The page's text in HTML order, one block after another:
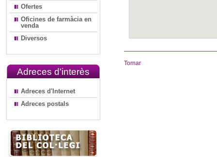
Ofertes
Oficines de farmàcia en
venda
Diversos
Adreces d'interès
Adreces d'Internet
Adreces postals
Tornar